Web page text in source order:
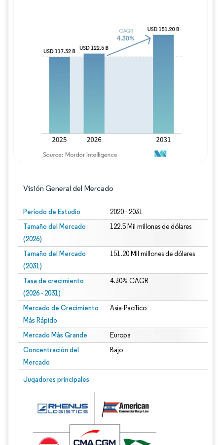
Visión General del Mercado
Período de Estudio 2020 - 2031
Tamaño del Mercado
(2026)
122.5 Mil millones de dólares
Tamaño del Mercado
(2031)
151.20 Mil millones de dólares
Tasa de crecimiento
(2026 - 2031)
4.30% CAGR
Mercado de Crecimiento
Más Rápido
Asia-Pacífico
Mercado Más Grande Europa
Concentración del
Mercado
Bajo
Jugadores principales
Imagen © Mordor Intelligence. El uso requiere atribución según CC BY 4.0.